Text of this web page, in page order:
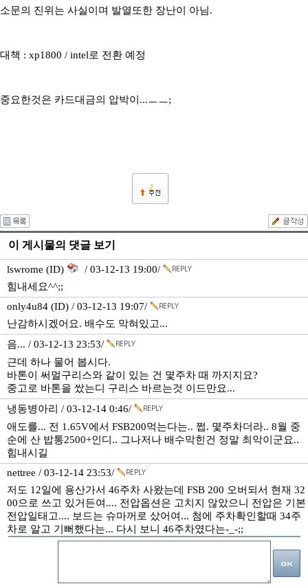
소문의 진위는 사실이며 발열또한 장난이 아님.
대책 : xp1800 / intel로 전환 예정
중요한것은 카드대금의 압박이...ㅡㅡ;
2
이 게시물의 댓글 보기
lswrome (ID)
/ 03-12-13 19:00/
힘내세요^^;;
only4u84 (ID) / 03-12-13 19:07/
난감하시겠어요. 배수도 막혀있고...
음... / 03-12-13 23:53/
근데 하나 물어 봅시다.
바톤이 써멀구리스와 같이 있는 건 몇주차 때 까지지요?
중고로 바톤을 쌌는디 구리스 바르는것 이드만요...
냉동병아리 / 03-12-14 0:46/
애도를... 전 1.65V에서 FSB200먹는다는.. 쩝. 몇주차더라.. 8월 중
순에 산 밥통2500+인디.. 그나저나 배수막힌건 정말 최악이군요..
힘내시길
nettree / 03-12-14 23:53/
저도 12일에 용산가서 46주차 사왔는데 FSB 200 오버되서 현재 32
00으로 쓰고 있거든여.... 전압옵션은 고치지 않았으니 전압은 기본
전압일태고.... 보드는 슈마꺼로 샀어여... 첨에 주차확인할때 34주
차로 알고 기뻐했다는... 다시 보니 46주차였다는-_-;;